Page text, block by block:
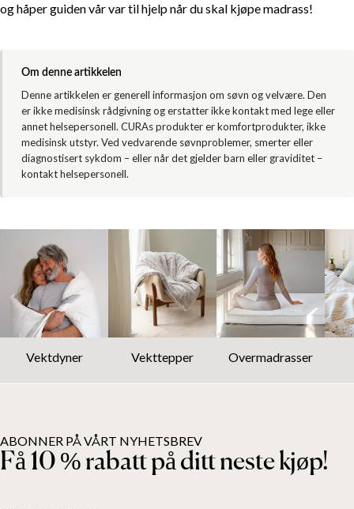
og håper guiden vår var til hjelp når du skal kjøpe madrass!
Om denne artikkelen
Denne artikkelen er generell informasjon om søvn og velvære. Den
er ikke medisinsk rådgivning og erstatter ikke kontakt med lege eller
annet helsepersonell. CURAs produkter er komfortprodukter, ikke
medisinsk utstyr. Ved vedvarende søvnproblemer, smerter eller
diagnostisert sykdom – eller når det gjelder barn eller graviditet –
kontakt helsepersonell.
Vektdyner Vekttepper Overmadrasser
ABONNER PÅ VÅRT NYHETSBREV
Få 10 % rabatt på ditt neste kjøp!